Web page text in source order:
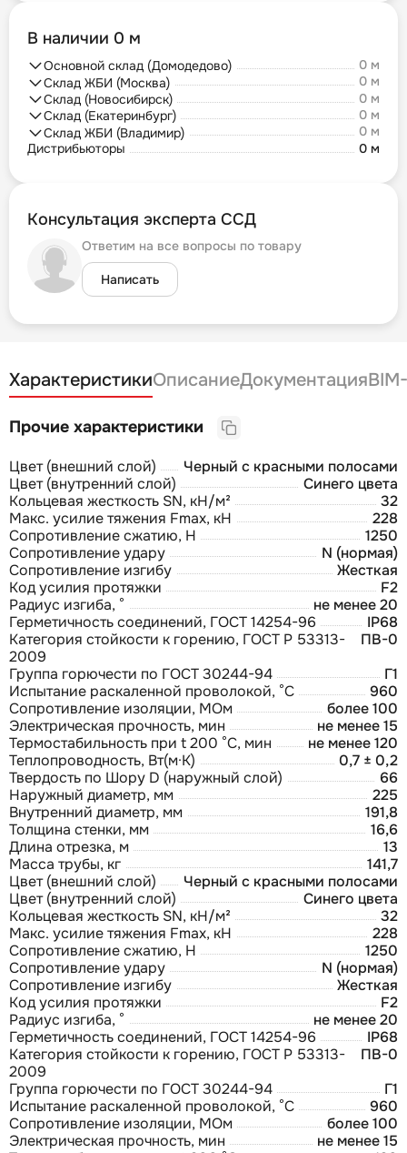
В наличии 0 м
Основной склад (Домодедово)
0 м
Склад ЖБИ (Москва)
0 м
Склад (Новосибирск)
0 м
Склад (Екатеринбург)
0 м
Склад ЖБИ (Владимир)
0 м
Дистрибьюторы
0 м
Консультация эксперта ССД
Ответим на все вопросы по товару
Написать
ХарактеристикиОписаниеДокументация
Прочие характеристики
Цвет (внешний слой)
Черный с красными полосами
Цвет (внутренний слой)
Синего цвета
Кольцевая жесткость SN, кН/м²
32
Макс. усилие тяжения Fmax, кН
228
Сопротивление сжатию, Н
1250
Сопротивление удару
N (нормая)
Сопротивление изгибу
Жесткая
Код усилия протяжки
F2
Радиус изгиба, °
не менее 20
Герметичность соединений, ГОСТ 14254-96
IP68
Категория стойкости к горению, ГОСТ Р 53313-
2009
ПВ-0
Группа горючести по ГОСТ 30244-94
Г1
Испытание раскаленной проволокой, °С
960
Сопротивление изоляции, МОм
более 100
Электрическая прочность, мин
не менее 15
Термостабильность при t 200 °С, мин
не менее 120
Теплопроводность, Вт(м·К)
0,7 ± 0,2
Твердость по Шору D (наружный слой)
66
Наружный диаметр, мм
225
Внутренний диаметр, мм
191,8
Толщина стенки, мм
16,6
Длина отрезка, м
13
Масса трубы, кг
141,7
Цвет (внешний слой)
Черный с красными полосами
Цвет (внутренний слой)
Синего цвета
Кольцевая жесткость SN, кН/м²
32
Макс. усилие тяжения Fmax, кН
228
Сопротивление сжатию, Н
1250
Сопротивление удару
N (нормая)
Сопротивление изгибу
Жесткая
Код усилия протяжки
F2
Радиус изгиба, °
не менее 20
Герметичность соединений, ГОСТ 14254-96
IP68
Категория стойкости к горению, ГОСТ Р 53313-
2009
ПВ-0
Группа горючести по ГОСТ 30244-94
Г1
Испытание раскаленной проволокой, °С
960
Сопротивление изоляции, МОм
более 100
Электрическая прочность, мин
не менее 15